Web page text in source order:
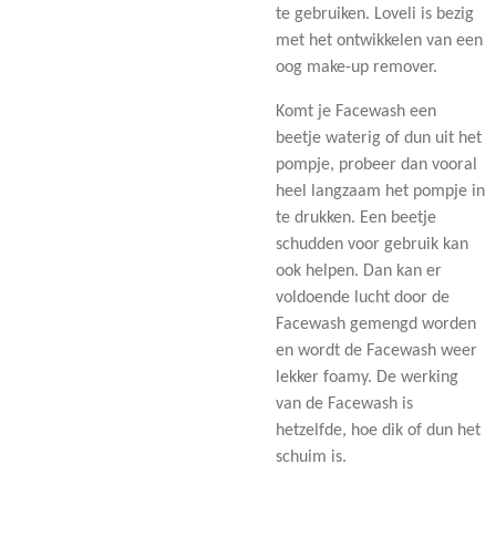
te gebruiken. Loveli is bezig
met het ontwikkelen van een
oog make-up remover.
Komt je Facewash een
beetje waterig of dun uit het
pompje, probeer dan vooral
heel langzaam het pompje in
te drukken. Een beetje
schudden voor gebruik kan
ook helpen. Dan kan er
voldoende lucht door de
Facewash gemengd worden
en wordt de Facewash weer
lekker foamy. De werking
van de Facewash is
hetzelfde, hoe dik of dun het
schuim is.